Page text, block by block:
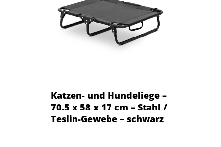
Katzen- und Hundeliege –
70.5 x 58 x 17 cm – Stahl /
Teslin-Gewebe – schwarz